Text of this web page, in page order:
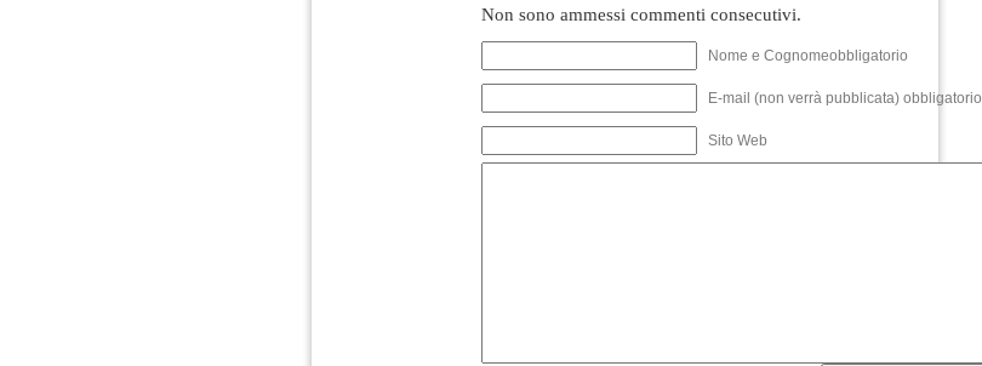
Non sono ammessi commenti consecutivi.
Nome e Cognomeobbligatorio
E-mail (non verrà pubblicata) obbligatorio
Sito Web